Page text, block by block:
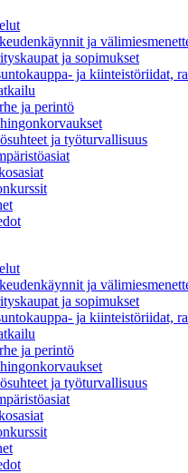
ja
ja sopimukset
ja kiinteistöriidat,
ja perintö
ja työturvallisuus
ja
ja sopimukset
ja kiinteistöriidat,
ja perintö
ja työturvallisuus